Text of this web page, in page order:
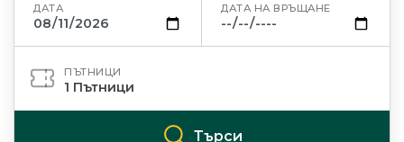
ДАТА ДАТА НА ВРЪЩАНЕ
ПЪТНИЦИ
1 Пътници
Търси